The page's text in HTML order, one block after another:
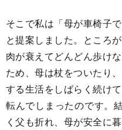
そこで私は「母が車椅子
と提案しました。ところ
肉が衰えてどんどん歩け
ため、母は杖をついたり
する生活をしばらく続け
転んでしまったのです。
く父も折れ、母が安全に